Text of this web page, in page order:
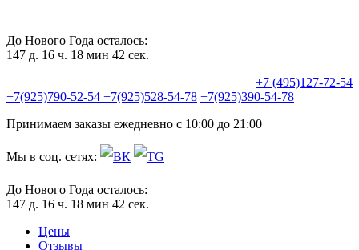
До Нового Года осталось:
147 д. 16 ч. 18 мин 41 сек.
+7 (495)127-72-54
+7(925)790-52-54 +7(925)528-54-78 +7(925)390-54-78
Принимаем заказы ежедневно с 10:00 до 21:00
Мы в соц. сетях:
До Нового Года осталось:
147 д. 16 ч. 18 мин 41 сек.
Цены
Отзывы